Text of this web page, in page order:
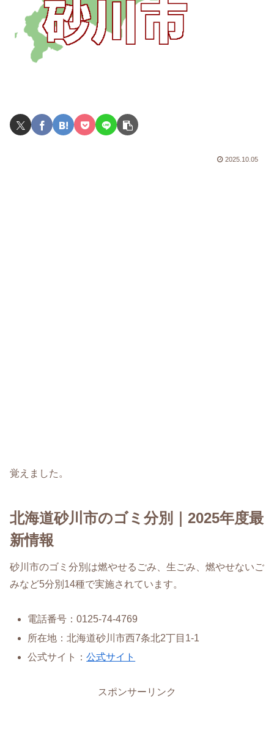
2025.10.05
覚えました。
北海道砂川市のゴミ分別｜2025年度最
新情報
砂川市のゴミ分別は燃やせるごみ、生ごみ、燃やせないご
みなど5分別14種で実施されています。
電話番号：0125-74-4769
所在地：北海道砂川市西7条北2丁目1-1
公式サイト：公式サイト
スポンサーリンク